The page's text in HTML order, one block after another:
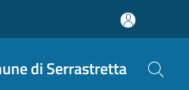
di Serrastretta